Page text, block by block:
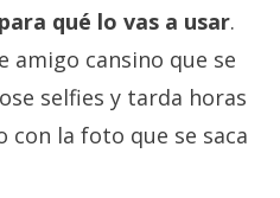
qué lo vas a usar.
amigo cansino que se
selfies y tarda horas
con la foto que se saca